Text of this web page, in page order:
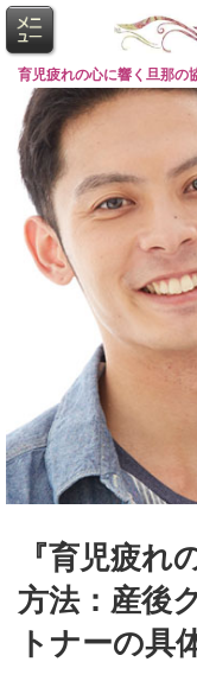
育児疲れの心に響く旦那の
『育児疲れ
方法：産後
トナーの具